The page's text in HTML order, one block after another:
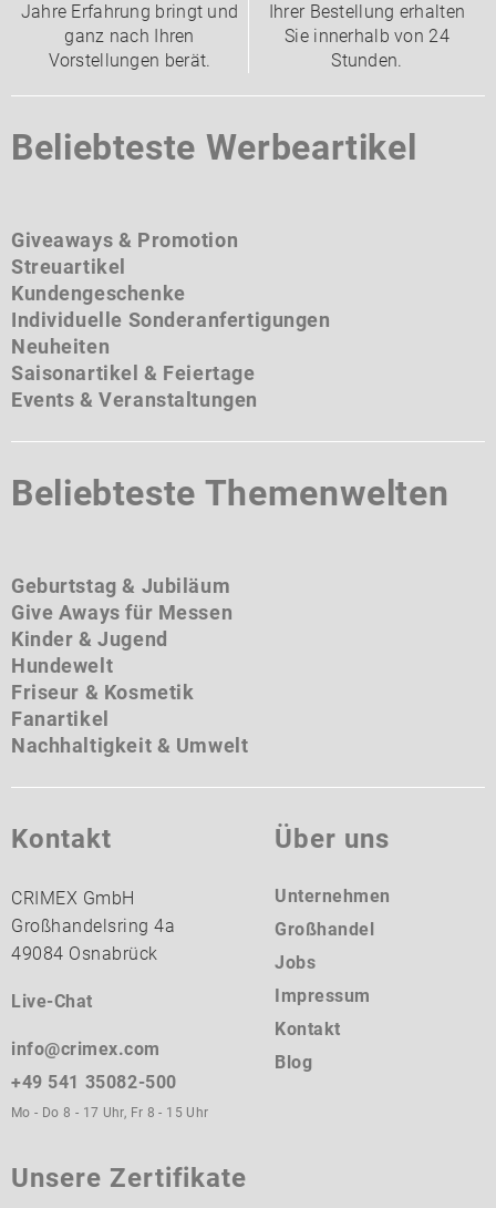
Jahre Erfahrung bringt und
ganz nach Ihren
Vorstellungen berät.
Ihrer Bestellung erhalten
Sie innerhalb von 24
Stunden.
Beliebteste Werbeartikel
Giveaways & Promotion
Streuartikel
Kundengeschenke
Individuelle Sonderanfertigungen
Neuheiten
Saisonartikel & Feiertage
Events & Veranstaltungen
Beliebteste Themenwelten
Geburtstag & Jubiläum
Give Aways für Messen
Kinder & Jugend
Hundewelt
Friseur & Kosmetik
Fanartikel
Nachhaltigkeit & Umwelt
Kontakt
CRIMEX GmbH
Großhandelsring 4a
49084 Osnabrück
Live-Chat
info@crimex.com
+49 541 35082-500
Mo - Do 8 - 17 Uhr, Fr 8 - 15 Uhr
Über uns
Unternehmen
Großhandel
Jobs
Impressum
Kontakt
Blog
Unsere Zertifikate